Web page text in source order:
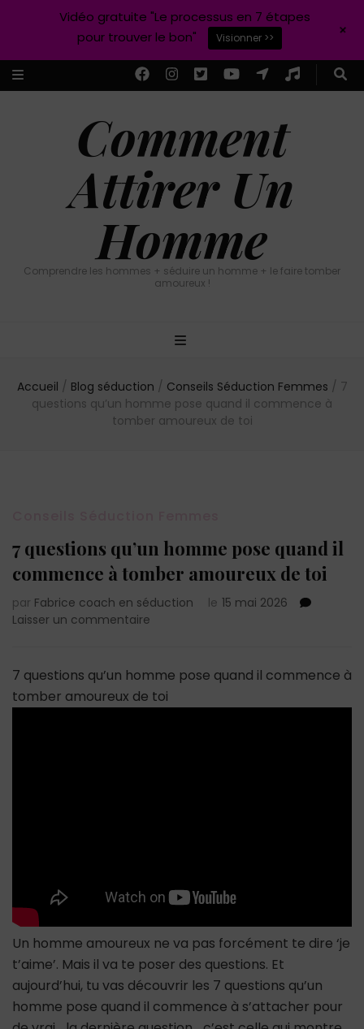
Comment
Attirer Un
Homme
Comprendre les hommes + séduire un homme + le faire tomber
amoureux !
Accueil / Blog séduction / Conseils Séduction Femmes / 7
questions qu’un homme pose quand il commence à
tomber amoureux de toi
7 questions qu’un homme pose quand il
commence à tomber amoureux de toi
par Fabrice coach en séduction le 15 mai 2026
Laisser un commentaire
qu’un
homme
pose
7 questions qu’un homme pose quand il commence à
tomber amoureux de toi
Un homme amoureux ne va pas forcément te dire ‘je
t’aime’. Mais il va te poser des questions. Et
aujourd’hui, tu vas découvrir les 7 questions qu’un
homme pose quand il commence à s’attacher pour
Vidéo gratuite "Le processus en 7 étapes
pour trouver le bon"
Visionner >> +